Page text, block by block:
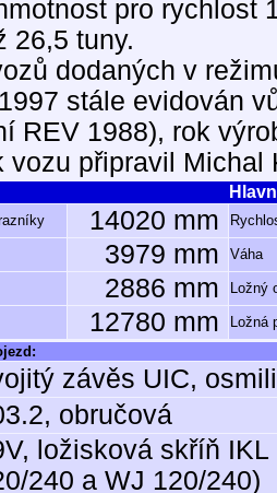
pro rychlost
26,5 tuny.
dodaných v
stále evidován
REV 1988), rok
vozu připravil Michal
14020 mm
3979 mm Váha
2886 mm Ložný
12780 mm
Ložná
závěs UIC,
obručová
ložisková skříň
240 a WJ 120/240)